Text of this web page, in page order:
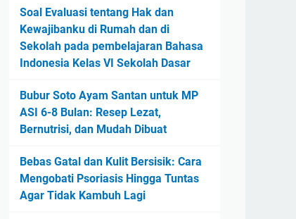
Soal Evaluasi tentang Hak dan
Kewajibanku di Rumah dan di
Sekolah pada pembelajaran Bahasa
Indonesia Kelas VI Sekolah Dasar
Bubur Soto Ayam Santan untuk MP
ASI 6-8 Bulan: Resep Lezat,
Bernutrisi, dan Mudah Dibuat
Bebas Gatal dan Kulit Bersisik: Cara
Mengobati Psoriasis Hingga Tuntas
Agar Tidak Kambuh Lagi